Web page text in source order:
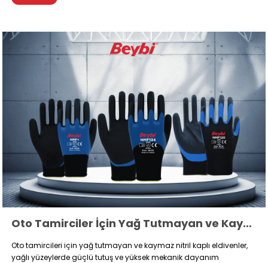
Oto Tamirciler İçin Yağ Tutmayan ve Kaymaz Eldiven Modelleri
Oto tamircileri için yağ tutmayan ve kaymaz nitril kaplı eldivenler,
yağlı yüzeylerde güçlü tutuş ve yüksek mekanik dayanım